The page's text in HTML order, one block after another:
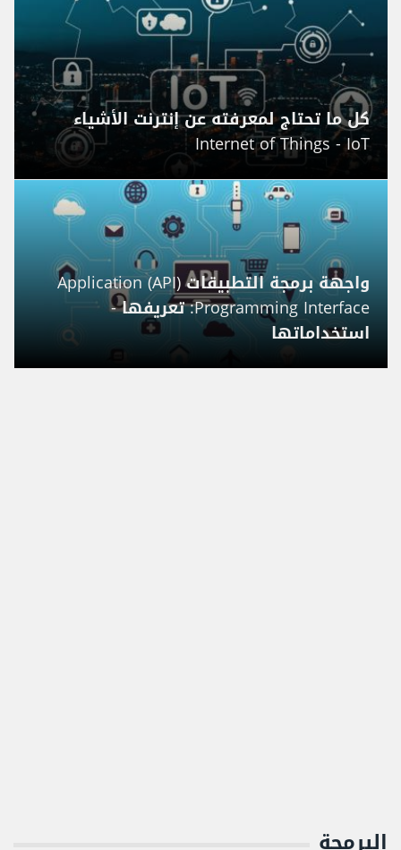
كل ما تحتاج لمعرفته عن إنترنت الأشياء
Internet of Things - IoT
واجهة برمجة التطبيقات (API) Application
Programming Interface: تعريفها -
استخداماتها